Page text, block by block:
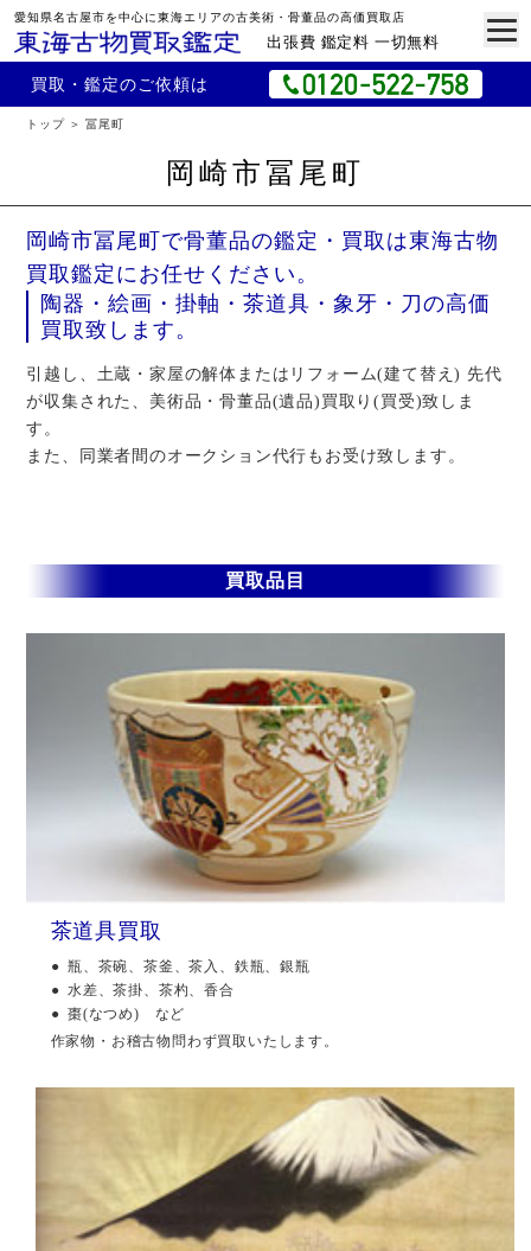
愛知県名古屋市を中心に東海エリアの古美術・骨董品の高価買取店
出張費 鑑定料 一切無料
買取・鑑定のご依頼は
トップ 冨尾町
岡崎市冨尾町
岡崎市冨尾町で骨董品の鑑定・買取は東海古物
買取鑑定にお任せください。
陶器・絵画・掛軸・茶道具・象牙・刀の高価
買取致します。
引越し、土蔵・家屋の解体またはリフォーム(建て替え) 先代
が収集された、美術品・骨董品(遺品)買取り(買受)致しま
す。
また、同業者間のオークション代行もお受け致します。
買取品目
茶道具買取
瓶、茶碗、茶釜、茶入、鉄瓶、銀瓶
水差、茶掛、茶杓、香合
棗(なつめ) など
作家物・お稽古物問わず買取いたします。